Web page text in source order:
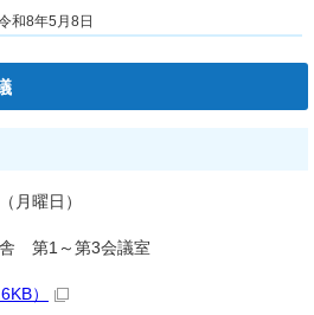
和8年5月8日
月曜日）
第1～第3会議室
）